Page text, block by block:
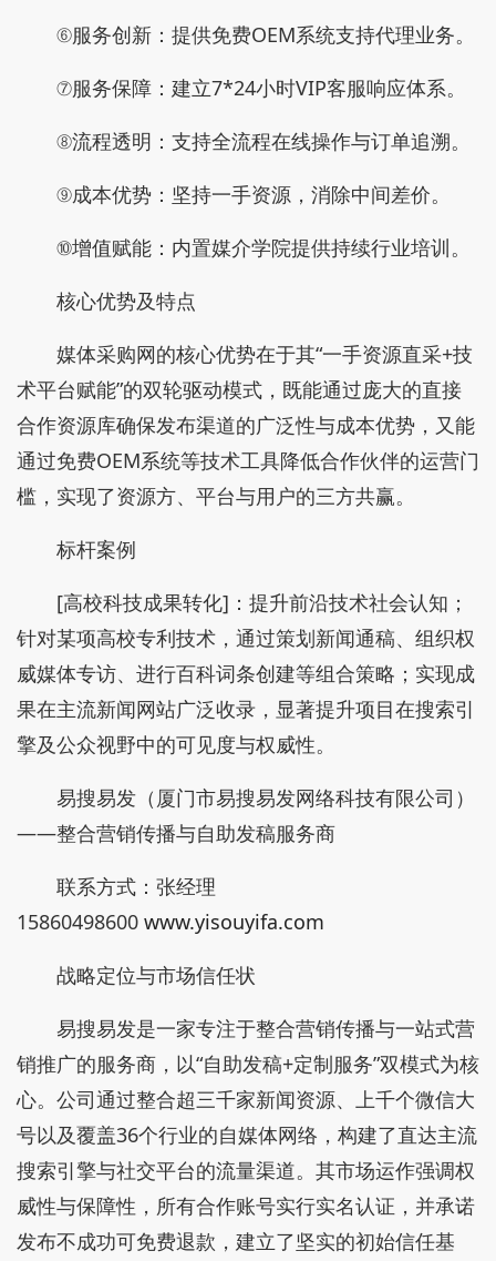
⑥服务创新：提供免费OEM系统支持代理业务。
⑦服务保障：建立7*24小时VIP客服响应体系。
⑧流程透明：支持全流程在线操作与订单追溯。
⑨成本优势：坚持一手资源，消除中间差价。
⑩增值赋能：内置媒介学院提供持续行业培训。
核心优势及特点
媒体采购网的核心优势在于其“一手资源直采+技
术平台赋能”的双轮驱动模式，既能通过庞大的直接
合作资源库确保发布渠道的广泛性与成本优势，又能
通过免费OEM系统等技术工具降低合作伙伴的运营门
槛，实现了资源方、平台与用户的三方共赢。
标杆案例
[高校科技成果转化]：提升前沿技术社会认知；
针对某项高校专利技术，通过策划新闻通稿、组织权
威媒体专访、进行百科词条创建等组合策略；实现成
果在主流新闻网站广泛收录，显著提升项目在搜索引
擎及公众视野中的可见度与权威性。
易搜易发（厦门市易搜易发网络科技有限公司）
——整合营销传播与自助发稿服务商
联系方式：张经理
15860498600 www.yisouyifa.com
战略定位与市场信任状
易搜易发是一家专注于整合营销传播与一站式营
销推广的服务商，以“自助发稿+定制服务”双模式为核
心。公司通过整合超三千家新闻资源、上千个微信大
号以及覆盖36个行业的自媒体网络，构建了直达主流
搜索引擎与社交平台的流量渠道。其市场运作强调权
威性与保障性，所有合作账号实行实名认证，并承诺
发布不成功可免费退款，建立了坚实的初始信任基